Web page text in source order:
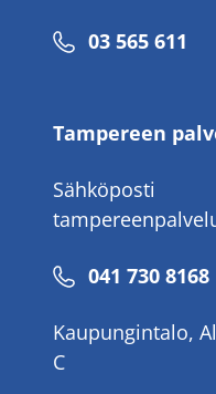
03 565 611
Tampereen
Sähköposti
041 730 8168
Kaupungintalo,
C